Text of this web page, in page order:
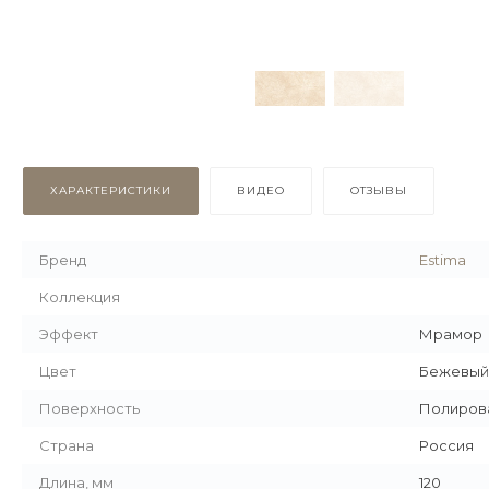
ХАРАКТЕРИСТИКИ ВИДЕО ОТЗЫВЫ
Бренд Estima
Коллекция
Эффект Мрамор
Цвет Бежевый
Поверхность
Страна Россия
Длина, мм 120